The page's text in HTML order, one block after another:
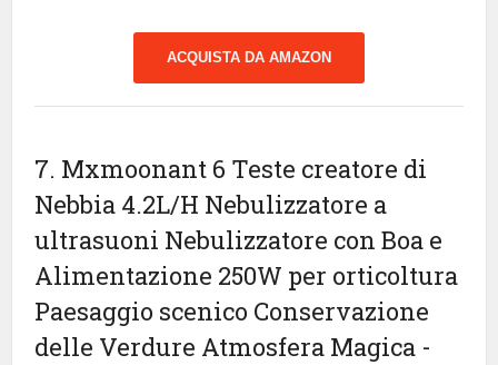
ACQUISTA DA AMAZON
7. Mxmoonant 6 Teste creatore di
Nebbia 4.2L/H Nebulizzatore a
ultrasuoni Nebulizzatore con Boa e
Alimentazione 250W per orticoltura
Paesaggio scenico Conservazione
delle Verdure Atmosfera Magica -